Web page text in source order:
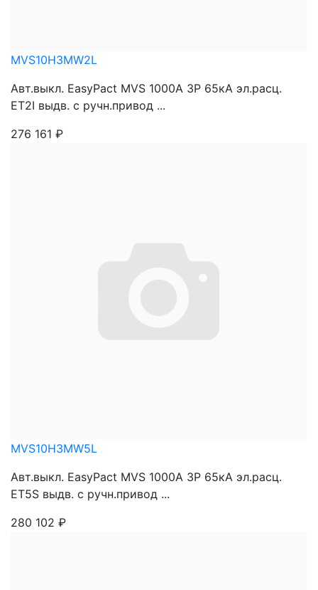
MVS10H3MW2L
Авт.выкл. EasyPact MVS 1000A 3P 65кА эл.расц.
ET2I выдв. с ручн.привод ...
276 161 ₽
MVS10H3MW5L
Авт.выкл. EasyPact MVS 1000A 3P 65кА эл.расц.
ET5S выдв. с ручн.привод ...
280 102 ₽